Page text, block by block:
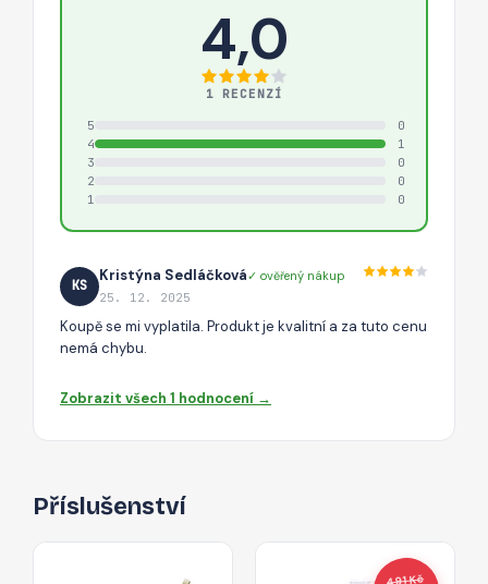
4,0
1 RECENZÍ
5
0
4
1
3
0
2
0
1
0
KS
Kristýna Sedláčková✓ ověřený nákup
25. 12. 2025
Koupě se mi vyplatila. Produkt je kvalitní a za tuto cenu
nemá chybu.
Zobrazit všech 1 hodnocení →
Příslušenství